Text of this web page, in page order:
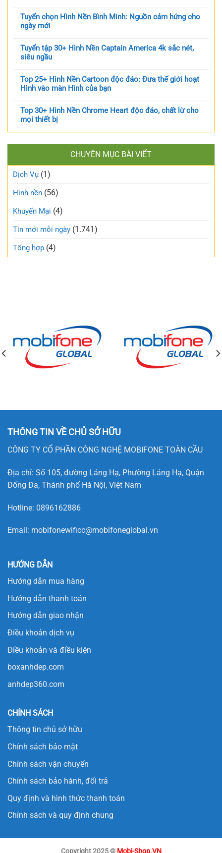
Tuyển chọn Hình Nền Bình Minh: Nguồn cảm hứng cho
ngày mới
Tuyển tập 30+ Hình Nền Captain America 4k sắc nét,
siêu ngầu
Top 25+ Hình Nền Cartoon độc đáo: Đưa thế giới hoạt
Hình vào màn Hình của bạn
Top 30+ Hình Nền Chrome Heart độc đáo, chất lừ cho
mọi thiết bị
CHUYÊN MỤC BÀI VIẾT
Dịch Vụ (1)
Hình nền (56)
Khuyến Mại (4)
Tin mới mỗi ngày (1.741)
Tổng hợp (4)
THÔNG TIN VỀ CHỦ SỞ HỮU
CÔNG TY CỔ PHẦN CÔNG NGHỆ MOBIFONE TOÀN CẦU
Địa chỉ: Số 105, đường Láng Hạ, Phường Láng Hạ, Quận
Đống Đa, Thành phố Hà Nội, Việt Nam
Hotline: 0896162886
Email: mobifonewificc@mobifoneglobal.vn
HƯỚNG DẪN
Hướng dẫn mua hàng
Hướng dẫn thanh toán
Hướng dẫn giao nhận
Điều khoản dịch vụ
Điều khoản và điều kiện
boxanhdep.com
anhdep360.com
CHÍNH SÁCH
Thông tin chủ sở hữu
Chính sách bảo mật
Chính sách vận chuyển
Chính sách bảo hành, đổi trả
Quy định và hình thức thanh toán
Chính sách và quy định chung
Copyright 2025 © Mobi-Shop.VN